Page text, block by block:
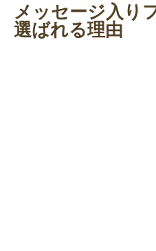
メッセージ入り
選ばれる理由